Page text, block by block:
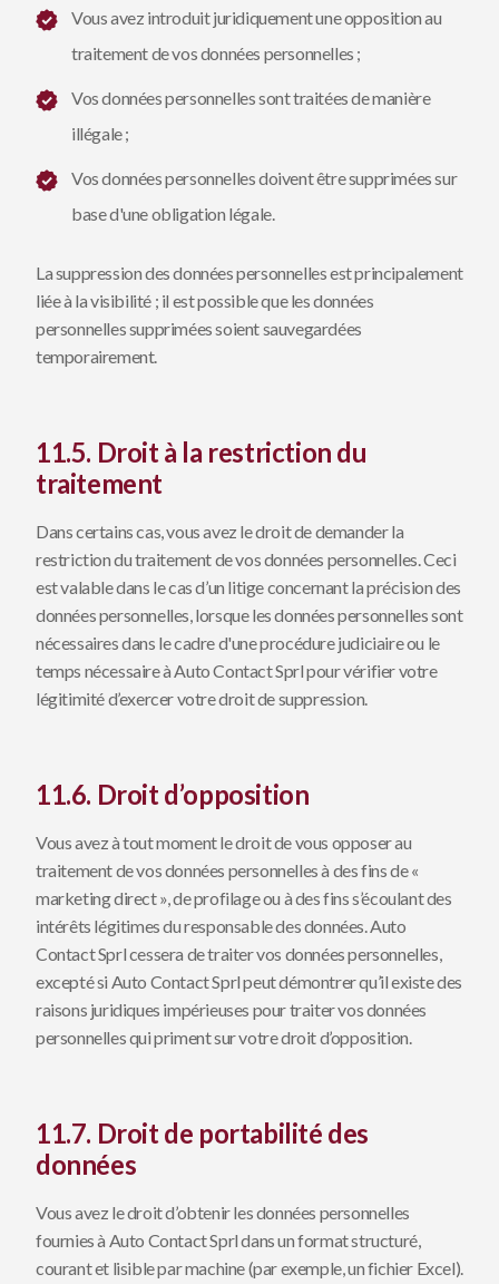
Vous avez introduit juridiquement une opposition au
traitement de vos données personnelles ;
Vos données personnelles sont traitées de manière
illégale ;
Vos données personnelles doivent être supprimées sur
base d'une obligation légale.
La suppression des données personnelles est principalement
liée à la visibilité ; il est possible que les données
personnelles supprimées soient sauvegardées
temporairement.
11.5. Droit à la restriction du
traitement
Dans certains cas, vous avez le droit de demander la
restriction du traitement de vos données personnelles. Ceci
est valable dans le cas d’un litige concernant la précision des
données personnelles, lorsque les données personnelles sont
nécessaires dans le cadre d'une procédure judiciaire ou le
temps nécessaire à Auto Contact Sprl pour vérifier votre
légitimité d’exercer votre droit de suppression.
11.6. Droit d’opposition
Vous avez à tout moment le droit de vous opposer au
traitement de vos données personnelles à des fins de «
marketing direct », de profilage ou à des fins s’écoulant des
intérêts légitimes du responsable des données. Auto
Contact Sprl cessera de traiter vos données personnelles,
excepté si Auto Contact Sprl peut démontrer qu’il existe des
raisons juridiques impérieuses pour traiter vos données
personnelles qui priment sur votre droit d’opposition.
11.7. Droit de portabilité des
données
Vous avez le droit d’obtenir les données personnelles
fournies à Auto Contact Sprl dans un format structuré,
courant et lisible par machine (par exemple, un fichier Excel).